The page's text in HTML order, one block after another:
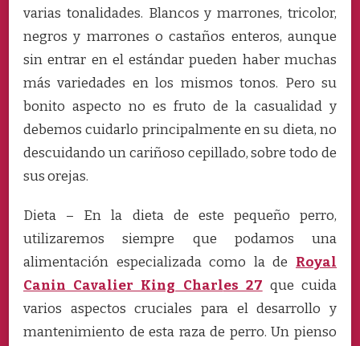
varias tonalidades. Blancos y marrones, tricolor,
negros y marrones o castaños enteros, aunque
sin entrar en el estándar pueden haber muchas
más variedades en los mismos tonos. Pero su
bonito aspecto no es fruto de la casualidad y
debemos cuidarlo principalmente en su dieta, no
descuidando un cariñoso cepillado, sobre todo de
sus orejas.
Dieta – En la dieta de este pequeño perro,
utilizaremos siempre que podamos una
alimentación especializada como la de Royal
Canin Cavalier King Charles 27 que cuida
varios aspectos cruciales para el desarrollo y
mantenimiento de esta raza de perro. Un pienso